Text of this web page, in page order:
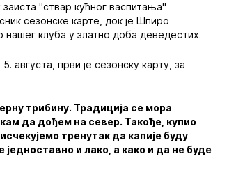
"ствар кућног васпитања"
сезонске карте, док је Шпиро
нашег клуба у златно доба деведестих.
августа, први је сезонску карту, за
трибину. Традиција се мора
да дођем на север. Такође, купио
тренутак да капије буду
и лако, а како и да не буде